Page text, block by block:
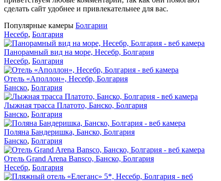
сделать сайт удобнее и привлекательнее для вас.
Популярные камеры Болгарии
Несебр, Болгария
Панорамный вид на море, Несебр, Болгария
Несебр, Болгария
Отель «Аполлон», Несебр, Болгария
Банско, Болгария
Лыжная трасса Платото, Банско, Болгария
Банско, Болгария
Поляна Бандеришка, Банско, Болгария
Банско, Болгария
Отель Grand Arena Bansco, Банско, Болгария
Несебр, Болгария